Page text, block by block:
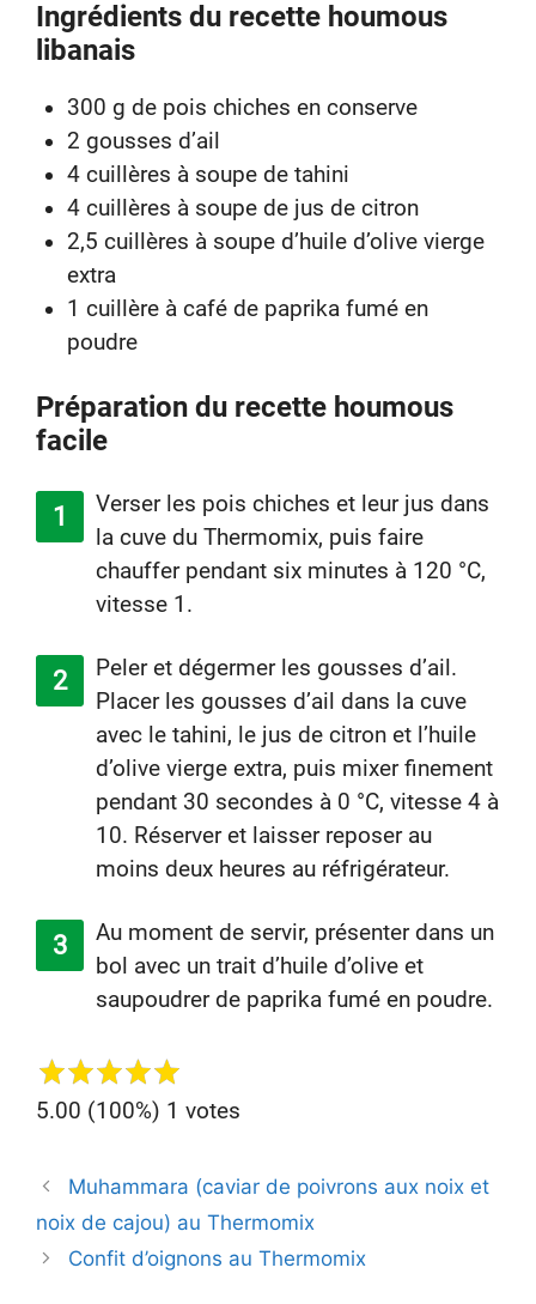
Ingrédients du recette houmous
libanais
300 g de pois chiches en conserve
2 gousses d’ail
4 cuillères à soupe de tahini
4 cuillères à soupe de jus de citron
2,5 cuillères à soupe d’huile d’olive vierge
extra
1 cuillère à café de paprika fumé en
poudre
Préparation du recette houmous
facile
Verser les pois chiches et leur jus dans
la cuve du Thermomix, puis faire
chauffer pendant six minutes à 120 °C,
vitesse 1.
Peler et dégermer les gousses d’ail.
Placer les gousses d’ail dans la cuve
avec le tahini, le jus de citron et l’huile
d’olive vierge extra, puis mixer finement
pendant 30 secondes à 0 °C, vitesse 4 à
10. Réserver et laisser reposer au
moins deux heures au réfrigérateur.
Au moment de servir, présenter dans un
bol avec un trait d’huile d’olive et
saupoudrer de paprika fumé en poudre.
5.00 (100%) 1 votes
Navegación
Muhammara (caviar de poivrons aux noix et
noix de cajou) au Thermomix
Confit d’oignons au Thermomix